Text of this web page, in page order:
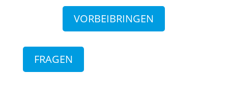
VORBEIBRINGEN
FRAGEN